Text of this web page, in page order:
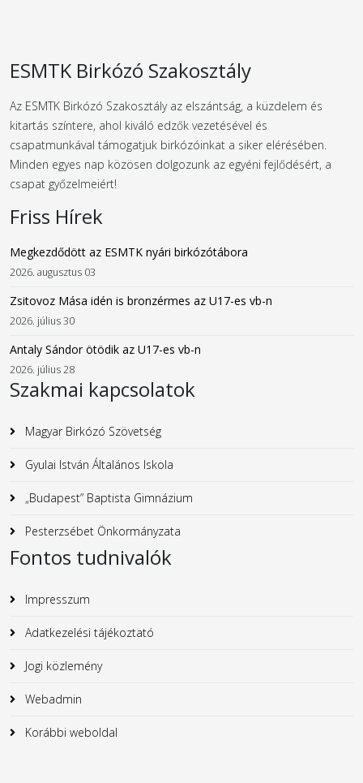
ESMTK Birkózó Szakosztály
Az ESMTK Birkózó Szakosztály az elszántság, a küzdelem és
kitartás színtere, ahol kiváló edzők vezetésével és
csapatmunkával támogatjuk birkózóinkat a siker elérésében.
Minden egyes nap közösen dolgozunk az egyéni fejlődésért, a
csapat győzelmeiért!
Friss Hírek
Megkezdődött az ESMTK nyári birkózótábora
2026. augusztus 03
Zsitovoz Mása idén is bronzérmes az U17-es vb-n
2026. július 30
Antaly Sándor ötödik az U17-es vb-n
2026. július 28
Szakmai kapcsolatok
Magyar Birkózó Szövetség
Gyulai István Általános Iskola
„Budapest” Baptista Gimnázium
Pesterzsébet Önkormányzata
Fontos tudnivalók
Impresszum
Adatkezelési tájékoztató
Jogi közlemény
Webadmin
Korábbi weboldal